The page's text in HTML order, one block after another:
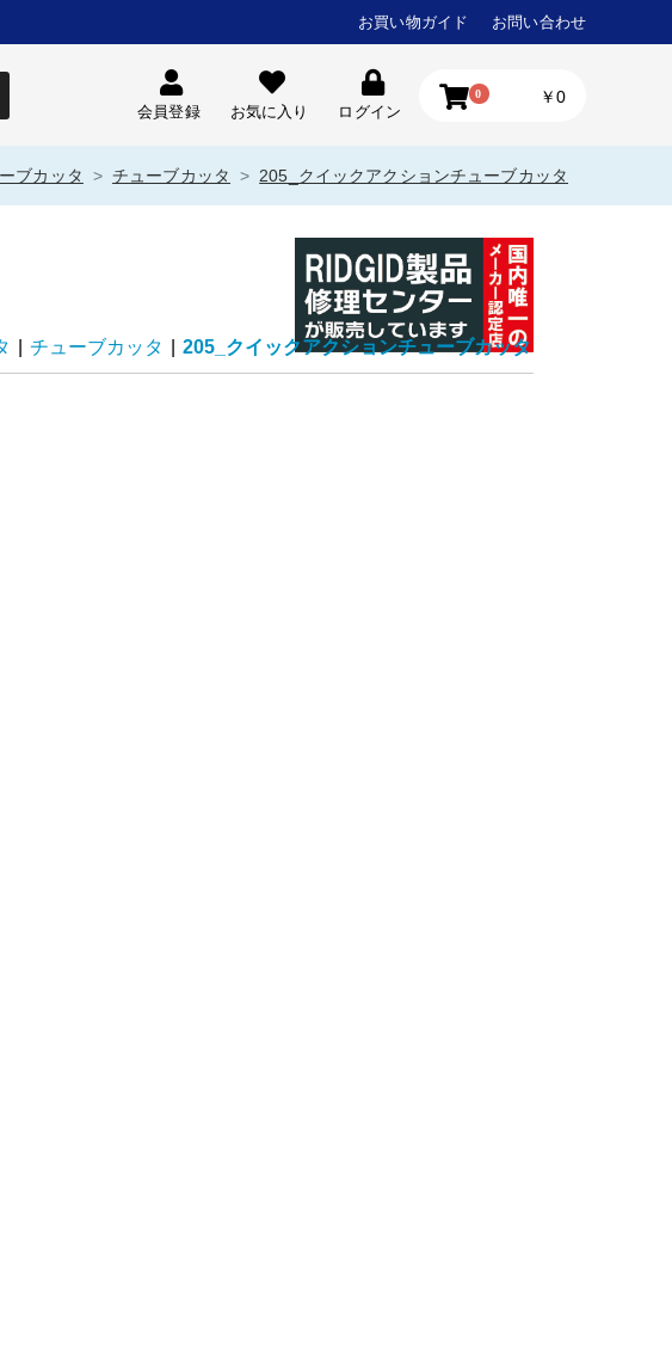
お買い物ガイド お問い合わせ
会員登録 お気に入り ログイン
0 ￥0
ブカッタ チューブカッタ 205_クイックアクションチューブカッタ
チューブカッタ 205_クイックアクションチューブカッタ